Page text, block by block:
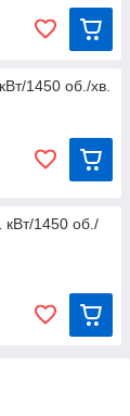
1450 об./хв.
кВт/1450 об./